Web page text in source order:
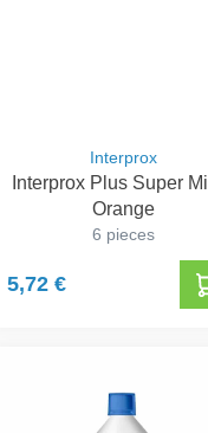
Interprox
Interprox Plus Super
Orange
6 pieces
5,72 €